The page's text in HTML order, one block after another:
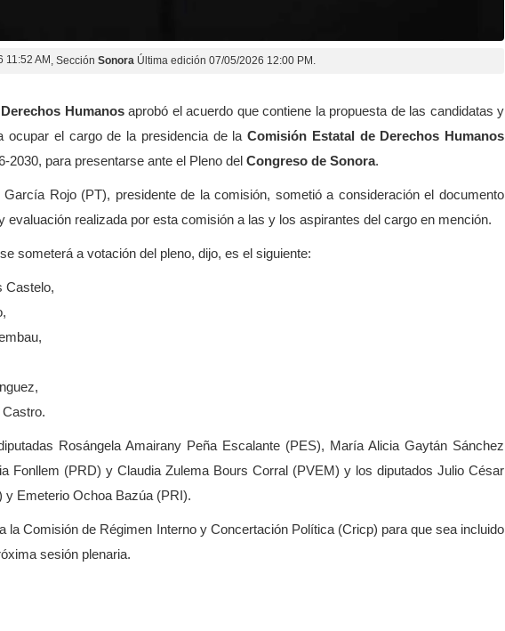
11:52 AM , Sección Sonora Última edición 07/05/2026 12:00 PM.
Humanosaprobó el acuerdo que contiene la propuesta de las candidatas y
ocupar el cargo de la presidencia de la Comisión Estatal de Derechos Humanos
2030, para presentarse ante el Pleno del Congreso de Sonora.
García Rojo (PT), presidente de la comisión, sometió a consideración el documento
evaluación realizada por esta comisión a las y los aspirantes del cargo en mención.
someterá a votación del pleno, dijo, es el siguiente:
Castelo,
Rosángela Amairany Peña Escalante (PES), María Alicia Gaytán Sánchez
Fonllem (PRD) y Claudia Zulema Bours Corral (PVEM) y los diputados Julio César
y Emeterio Ochoa Bazúa (PRI).
la Comisión de Régimen Interno y Concertación Política (Cricp) para que sea incluido
sesión plenaria.